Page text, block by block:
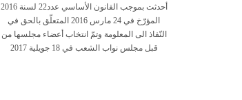
أحدثت بموجب القانون الأساسي عدد22 لسنة 2016
المؤرّخ في 24 مارس 2016 المتعلّق بالحق في
النّفاذ الى المعلومة وتمّ انتخاب أعضاء مجلسها من
قبل مجلس نواب الشعب في 18 جويلية 2017